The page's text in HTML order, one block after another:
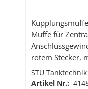
Muffe für
rotem Stecker,
Betriebsdruck
STU
Artikel Nr.: